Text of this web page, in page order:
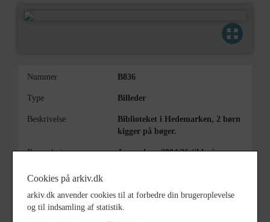
Nummer B836
Type Billeder
Beskrivelse
Biblioteket i Hedemarken, 2 børn
kigger på bøger.
Bemærkning
Journal nr. 2004/36 (ikke i
Dateringsnote ca. 1970
Cookies på arkiv.dk
arkiv.dk anvender cookies til at forbedre din brugeroplevelse
og til indsamling af statistik.